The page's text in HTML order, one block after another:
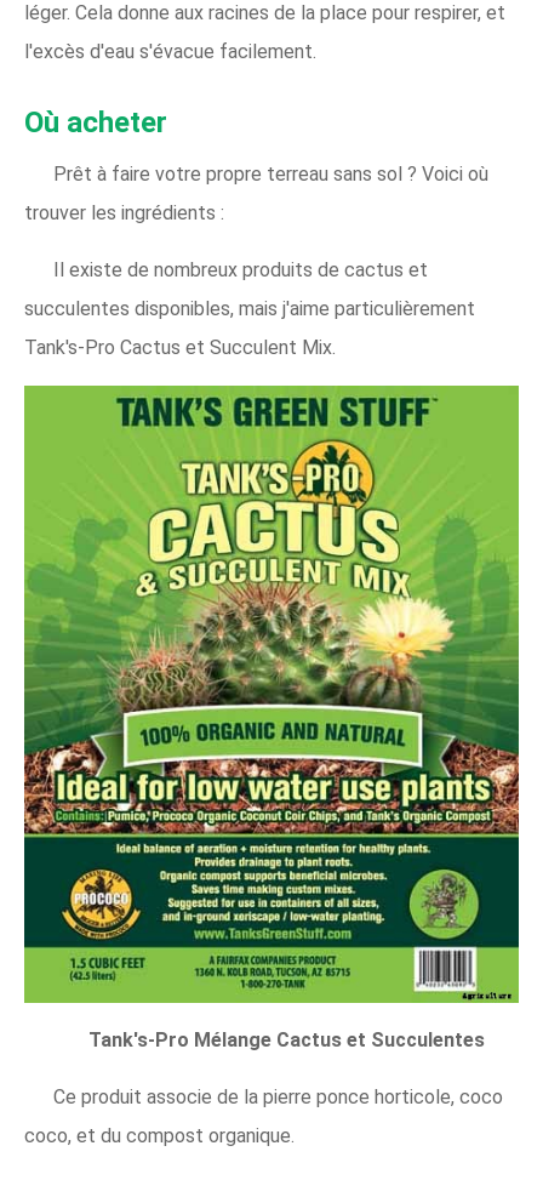
léger. Cela donne aux racines de la place pour respirer, et
l'excès d'eau s'évacue facilement.
Où acheter
Prêt à faire votre propre terreau sans sol ? Voici où
trouver les ingrédients :
Il existe de nombreux produits de cactus et
succulentes disponibles, mais j'aime particulièrement
Tank's-Pro Cactus et Succulent Mix.
Tank's-Pro Mélange Cactus et Succulentes
Ce produit associe de la pierre ponce horticole, coco
coco, et du compost organique.